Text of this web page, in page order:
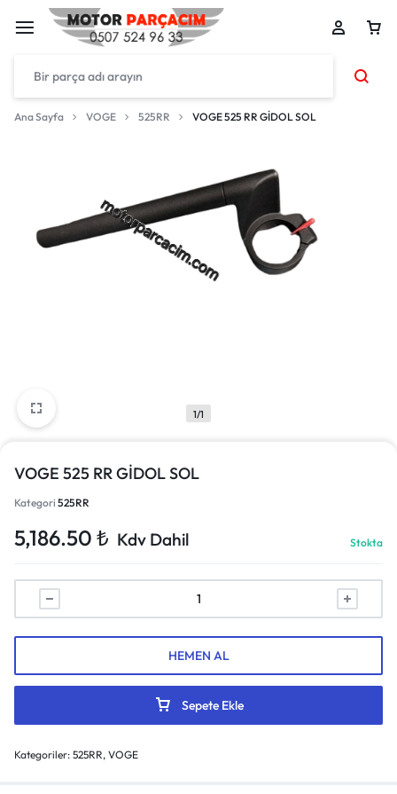
Ana Sayfa VOGE 525RR VOGE 525 RR GİDOL SOL
1/1
VOGE 525 RR GİDOL SOL
Kategori 525RR
5,186.50 ₺ Kdv Dahil Stokta
Sepete Ekle
HEMEN AL
Kategoriler: 525RR, VOGE